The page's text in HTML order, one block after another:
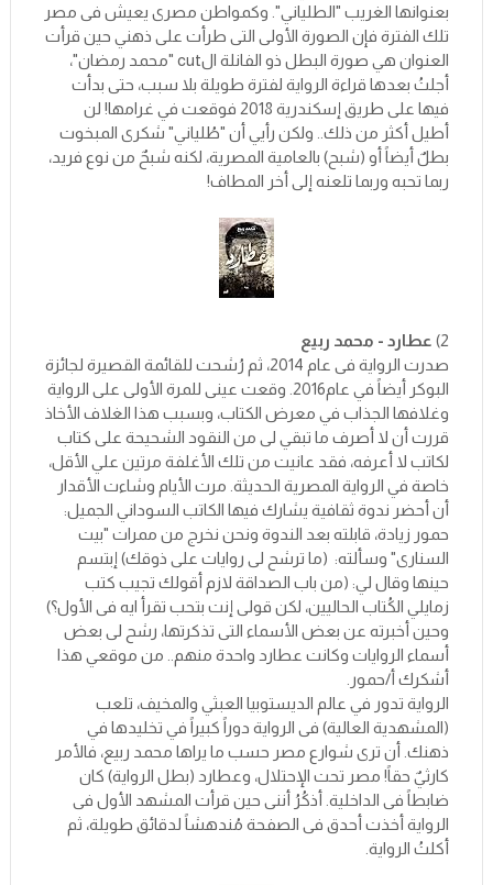
بعنوانها الغريب "الطلياني". وكمواطن مصرى يعيش فى مصر
تلك الفترة فإن الصورة الأولى التى طرأت على ذهني حين قرأت
العنوان هي صورة البطل ذو الفانلة الcut "محمد رمضان"،
أجلتُ بعدها قراءة الرواية لفترة طويلة بلا سبب، حتى بدأت
فيها على طريق إسكندرية 2018 فوقعت في غرامها! لن
أطيل أكثر من ذلك.. ولكن رأيي أن "طُلياني" شكرى المبخوت
بطلٌ أيضاً أو (شبح) بالعامية المصرية، لكنه شبحٌ من نوع فريد،
ربما تحبه وربما تلعنه إلى أخر المطاف!
2) عطارد - محمد ربيع
صدرت الرواية فى عام 2014، ثم رُشحت للقائمة القصيرة لجائزة
البوكر أيضاً في عام2016. وقعت عينى للمرة الأولى على الرواية
وغلافها الجذاب في معرض الكتاب، وبسبب هذا الغلاف الأخاذ
قررت أن لا أصرف ما تبقي لى من النقود الشحيحة على كتاب
لكاتب لا أعرفه، فقد عانيت من تلك الأغلفة مرتين علي الأقل،
خاصة في الرواية المصرية الحديثة. مرت الأيام وشاءت الأقدار
أن أحضر ندوة ثقافية يشارك فيها الكاتب السوداني الجميل:
حمور زيادة، قابلته بعد الندوة ونحن نخرج من ممرات "بيت
السنارى" وسألته: (ما ترشح لى روايات على ذوقك) إبتسم
حينها وقال لي: (من باب الصداقة لازم أقولك تجيب كتب
زمايلي الكُتاب الحاليين، لكن قولى إنت بتحب تقرأ ايه فى الأول؟)
وحين أخبرته عن بعض الأسماء التى تذكرتها، رشح لى بعض
أسماء الروايات وكانت عطارد واحدة منهم.. من موقعي هذا
أشكرك أ/حمور.
الرواية تدور في عالم الديستوبيا العبثي والمخيف، تلعب
(المشهدية العالية) فى الرواية دوراً كبيراً في تخليدها في
ذهنك. أن ترى شوارع مصر حسب ما يراها محمد ربيع، فالأمر
كارثيٌ حقاً! مصر تحت الإحتلال، وعطارد (بطل الرواية) كان
ضابطاً فى الداخلية. أذكُرُ أننى حين قرأت المشهد الأول فى
الرواية أخذت أحدق فى الصفحة مُندهشاً لدقائق طويلة، ثم
أكلتُ الرواية.